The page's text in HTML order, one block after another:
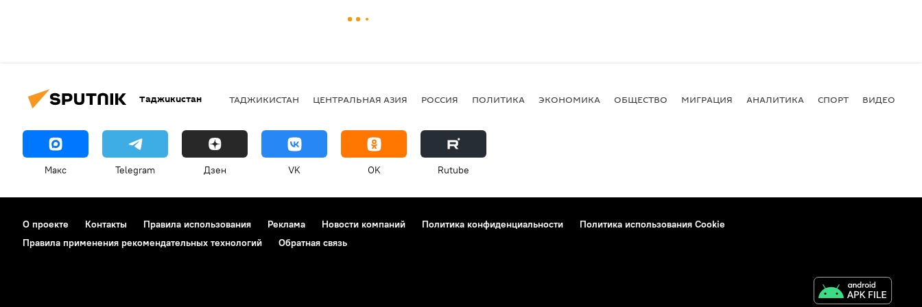
Таджикистан ТАДЖИКИСТАН ЦЕНТРАЛЬНАЯ АЗИЯ РОССИЯ ПОЛИТИКА ЭКОНОМИКА ОБЩЕСТВО МИГРАЦИЯ АНАЛИТИКА СПОРТ ВИДЕО
Макс Telegram Дзен VK OK Rutube
О проекте Контакты Правила использования Реклама Новости компаний Политика конфиденциальности
Политика использования Cookie
Правила применения рекомендательных технологий
Обратная связь